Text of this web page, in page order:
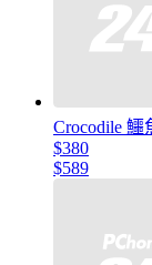
Crocodile
$380
$589